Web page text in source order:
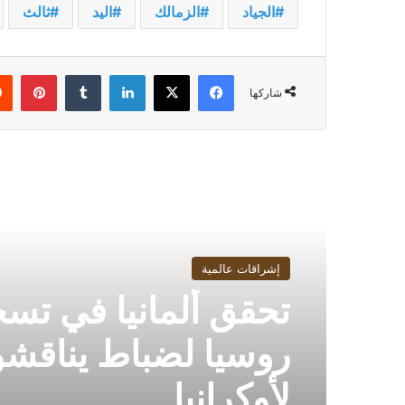
الجياد الزمالك اليد ثالث
شاركها
فيسبوك
‫X لينكدإن
إشراقات عالمية
تحقق ألمانيا في
روسيا لضباط